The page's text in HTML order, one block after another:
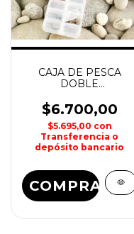
CAJA DE PESCA
DOBLE
WATERDOG
$6.700,00
$5.695,00 con
Transferencia o
depósito bancario
COMPRAR